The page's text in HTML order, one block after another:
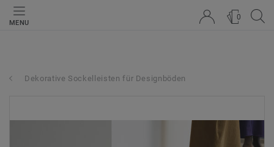
MENU
0
Dekorative Sockelleisten für Designböden